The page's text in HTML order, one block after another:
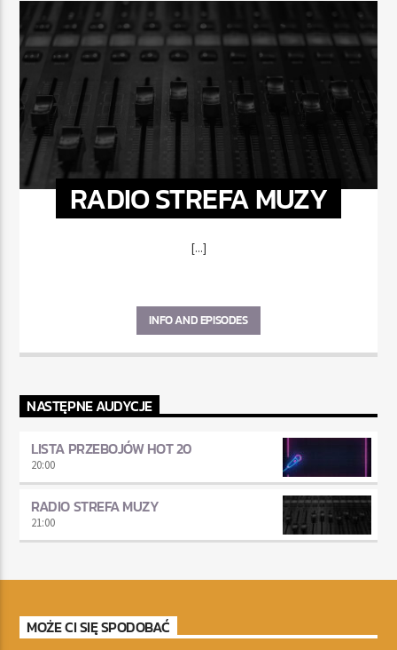
RADIO STREFA MUZY
[...]
INFO AND EPISODES
NASTĘPNE AUDYCJE
LISTA PRZEBOJÓW HOT 20
20:00
RADIO STREFA MUZY
21:00
MOŻE CI SIĘ SPODOBAĆ